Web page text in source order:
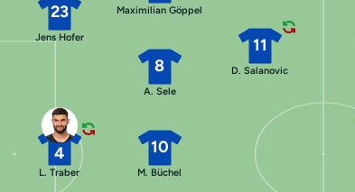
23
Jens Hofer
4
L. Traber
Maximilian Göppel
8
A. Sele
10
M. Büchel
11
D. Salanovic